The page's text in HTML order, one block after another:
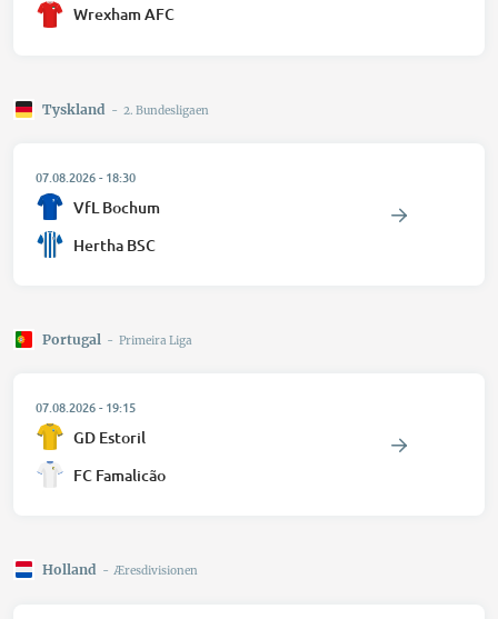
Wrexham AFC
Tyskland - 2. Bundesligaen
07.08.2026-18:30
VfL Bochum
Hertha BSC
Portugal - Primeira Liga
07.08.2026-19:15
GD Estoril
FC Famalicão
Holland - Æresdivisionen